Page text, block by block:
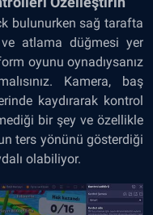
bulunurken sağ tarafta
atlama düğmesi yer
oyunu oynadıysanız
Kamera, baş
kaydırarak kontrol
bir şey ve özellikle
ters yönünü gösterdiği
olabiliyor.